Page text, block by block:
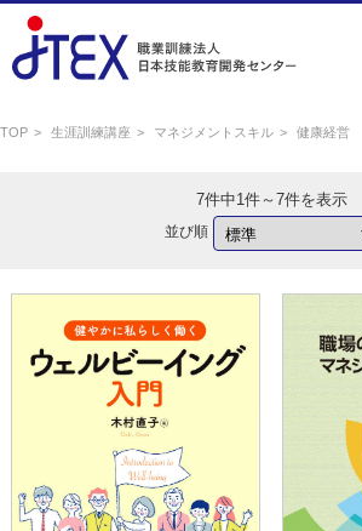
TOP 生涯訓練講座 マネジメントスキル 健康経営
7件中1件～7件を表示